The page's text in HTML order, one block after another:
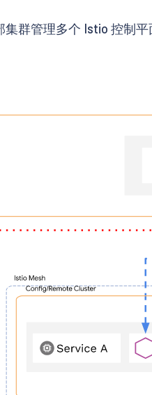
群管理多个 Istio 控制平